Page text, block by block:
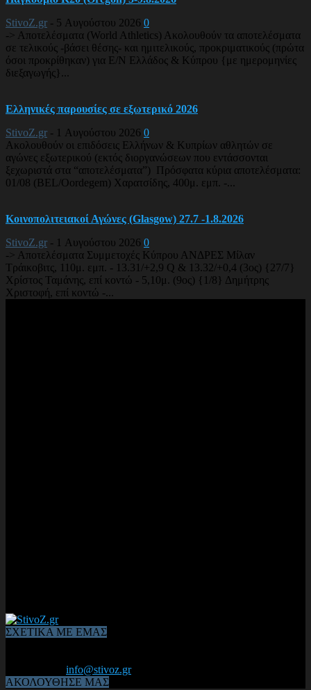
StivoZ.gr - 5 Αυγούστου 2026 0
-> Αποτελέσματα (World Athletics) Ακολουθούν τα αποτελέσματα
σε τελικούς -βάσει θέσης- και ημιτελικούς, προκριματικούς (πρώτα
όσοι προκρίθηκαν) για Ε/Ν Ελλάδος & Κύπρου {με ημερομηνίες
διεξαγωγής}...
Ελληνικές παρουσίες σε εξωτερικό 2026
StivoZ.gr - 1 Αυγούστου 2026 0
Ακολουθούν οι επιδόσεις Ελλήνων & Κυπρίων αθλητών σε
αγώνες εξωτερικού (εκτός διοργανώσεων που εντάσσονται
ξεχωριστά στα “αποτελέσματα”) Πρόσφατα κύρια αποτελέσματα:
01/08 (BEL/Oordegem) Χαρατσίδης, 400μ. εμπ. -...
Κοινοπολιτειακοί Αγώνες (Glasgow) 27.7 -1.8.2026
StivoZ.gr - 1 Αυγούστου 2026 0
-> Αποτελέσματα Συμμετοχές Κύπρου ΑΝΔΡΕΣ Μίλαν
Τράικοβιτς, 110μ. εμπ. - 13.31/+2,9 Q & 13.32/+0,4 (3ος) {27/7}
Χρίστος Ταμάνης, επί κοντώ - 5,10μ. (9ος) {1/8} Δημήτρης
Χριστοφή, επί κοντώ -...
ΣΧΕΤΙΚΑ ΜΕ ΕΜΑΣ
info@stivoz.gr
ΑΚΟΛΟΥΘΗΣΕ ΜΑΣ